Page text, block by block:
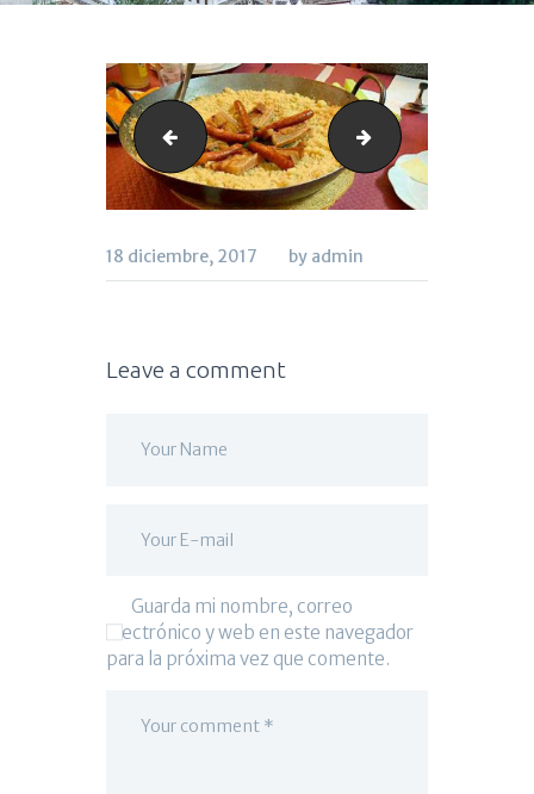
ceramica_cafeemilio
18 diciembre, 2017 by admin
Leave a comment
Guarda mi nombre, correo
electrónico y web en este navegador
para la próxima vez que comente.